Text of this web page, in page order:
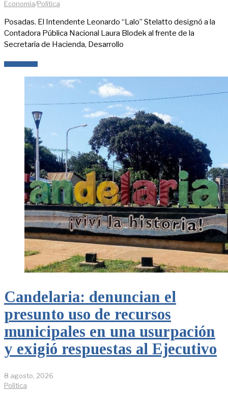
Economía/Política
Posadas. El Intendente Leonardo “Lalo” Stelatto designó a la
Contadora Pública Nacional Laura Blodek al frente de la
Secretaría de Hacienda, Desarrollo
Candelaria: denuncian el
presunto uso de recursos
municipales en una usurpación
y exigió respuestas al Ejecutivo
8 agosto, 2026
Política